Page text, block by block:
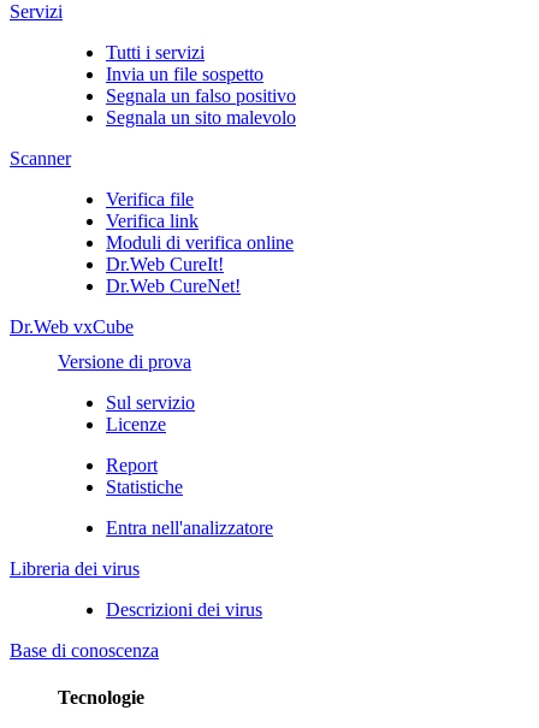
Servizi
Tutti i servizi
Invia un file sospetto
Segnala un falso positivo
Segnala un sito malevolo
Scanner
Verifica file
Verifica link
Moduli di verifica online
Dr.Web CureIt!
Dr.Web CureNet!
Dr.Web vxCube
Versione di prova
Sul servizio
Licenze
Report
Statistiche
Entra nell'analizzatore
Libreria dei virus
Descrizioni dei virus
Base di conoscenza
Tecnologie